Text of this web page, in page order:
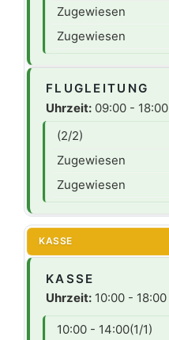
Zugewiesen
Zugewiesen
FLUGLEITUNG
Uhrzeit: 09:00 - 18:00
(2/2)
Zugewiesen
Zugewiesen
KASSE
KASSE
Uhrzeit: 10:00 - 18:00
10:00 - 14:00(1/1)